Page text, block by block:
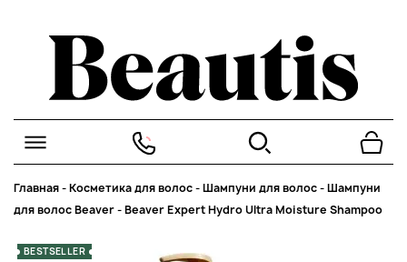
Главная-Косметика для волос-Шампуни для волос-Шампуни
для волос Beaver-Beaver Expert Hydro Ultra Moisture Shampoo
BESTSELLER